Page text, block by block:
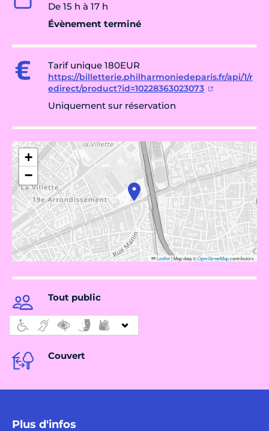
De 15 h à 17 h
Évènement terminé
Tarif unique 180EUR
https://billetterie.philharmoniedeparis.fr/api/1/r
edirect/product?id=10228363023073
Uniquement sur réservation
+
−
Leaflet|Map data ©OpenStreetMapcontributors
Tout public
Couvert
Plus d'infos